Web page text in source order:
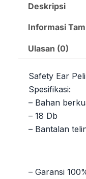
Deskripsi
Informasi
Ulasan (0)
Safety Ear
Spesifikasi:
– Bahan
– 18 Db
– Bantalan
– Garansi